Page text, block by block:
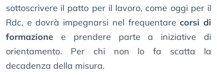
sottoscrivere il patto per il lavoro, come oggi per il
Rdc, e dovrà impegnarsi nel frequentarecorsi di
formazione e prendere parte a iniziative di
orientamento. Per chi non lo fa scatta la
decadenza della misura.